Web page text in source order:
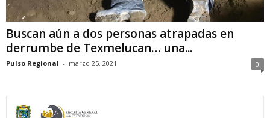
Buscan aún a dos personas atrapadas en
derrumbe de Texmelucan… una...
Pulso Regional - marzo 25, 2021 0